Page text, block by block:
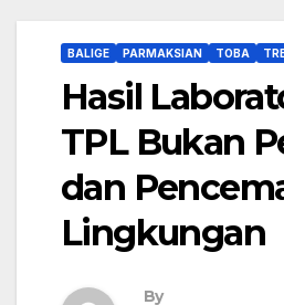
BALIGE PARMAKSIAN TOBA
Hasil
TPL Bukan
dan
Lingkungan
By